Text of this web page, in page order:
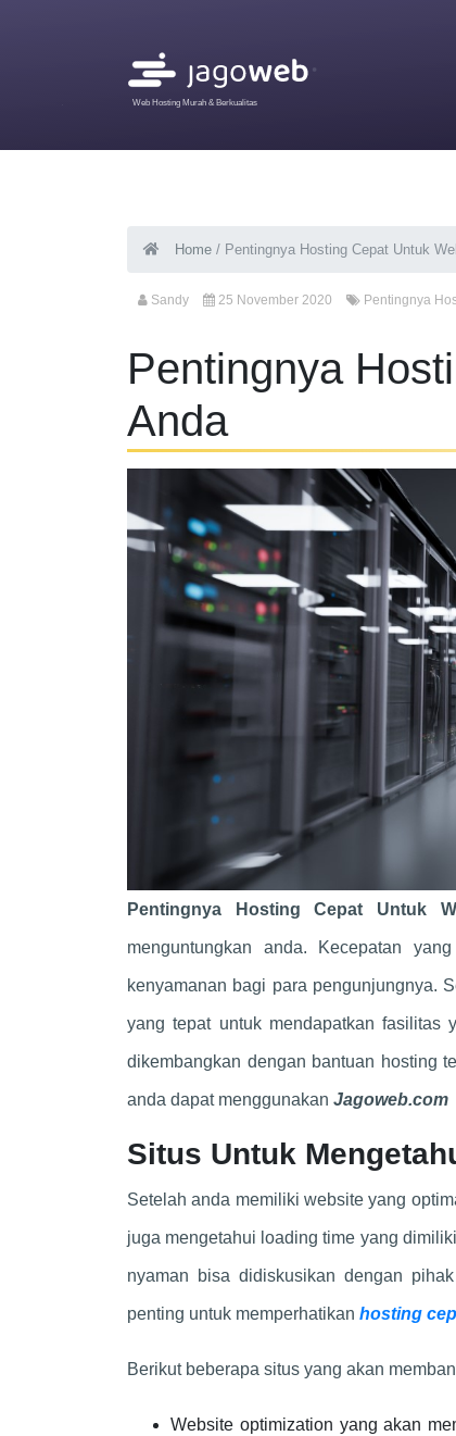
Web Hosting Murah & Berkualitas
Home / Pentingnya Hosting Cepat Untuk
Sandy 25 November 2020 Pentingnya
Pentingnya
Anda
Pentingnya Hosting Cepat Untuk
menguntungkan anda. Kecepatan
kenyamanan bagi para pengunjungnya.
yang tepat untuk mendapatkan fasilitas
dikembangkan dengan bantuan hosting
anda dapat menggunakan Jagoweb.com
Situs Untuk
Setelah anda memiliki website yang
juga mengetahui loading time yang
nyaman bisa didiskusikan dengan
penting untuk memperhatikan hosting
Berikut beberapa situs yang akan
Website optimization yang akan